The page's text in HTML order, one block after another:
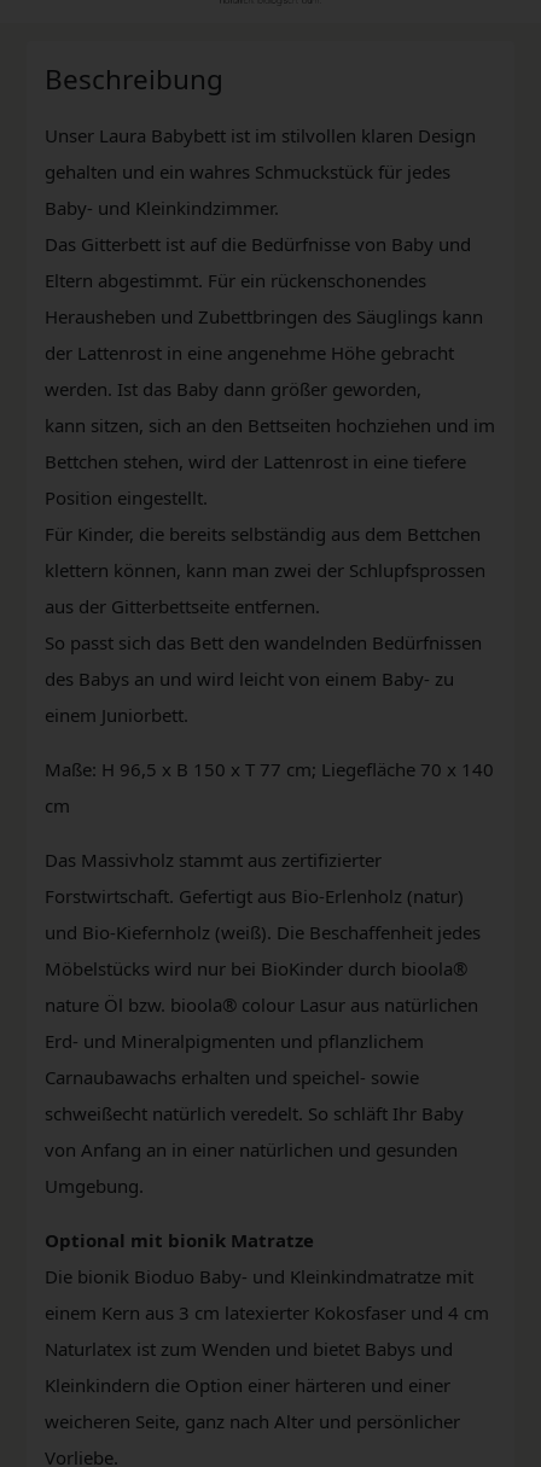
Beschreibung
Unser Laura Babybett ist im stilvollen klaren Design
gehalten und ein wahres Schmuckstück für jedes
Baby- und Kleinkindzimmer.
Das Gitterbett ist auf die Bedürfnisse von Baby und
Eltern abgestimmt. Für ein rückenschonendes
Herausheben und Zubettbringen des Säuglings kann
der Lattenrost in eine angenehme Höhe gebracht
werden. Ist das Baby dann größer geworden,
kann sitzen, sich an den Bettseiten hochziehen und im
Bettchen stehen, wird der Lattenrost in eine tiefere
Position eingestellt.
Für Kinder, die bereits selbständig aus dem Bettchen
klettern können, kann man zwei der Schlupfsprossen
aus der Gitterbettseite entfernen.
So passt sich das Bett den wandelnden Bedürfnissen
des Babys an und wird leicht von einem Baby- zu
einem Juniorbett.
Maße: H 96,5 x B 150 x T 77 cm; Liegefläche 70 x 140
cm
Das Massivholz stammt aus zertifizierter
Forstwirtschaft. Gefertigt aus Bio-Erlenholz (natur)
und Bio-Kiefernholz (weiß). Die Beschaffenheit jedes
Möbelstücks wird nur bei BioKinder durch bioola®
nature Öl bzw. bioola® colour Lasur aus natürlichen
Erd- und Mineralpigmenten und pflanzlichem
Carnaubawachs erhalten und speichel- sowie
schweißecht natürlich veredelt. So schläft Ihr Baby
von Anfang an in einer natürlichen und gesunden
Umgebung.
Optional mit bionik Matratze
Die bionik Bioduo Baby- und Kleinkindmatratze mit
einem Kern aus 3 cm latexierter Kokosfaser und 4 cm
Naturlatex ist zum Wenden und bietet Babys und
Kleinkindern die Option einer härteren und einer
weicheren Seite, ganz nach Alter und persönlicher
Vorliebe.